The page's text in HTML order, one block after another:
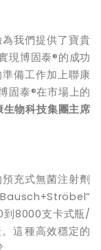
我們提供了寶貴
現博固泰®的成功
備工作加上聯康
固泰®在市場上的
生物科技集團主席
充式無菌注射劑
到8000支卡式瓶/
這種高效穩定的